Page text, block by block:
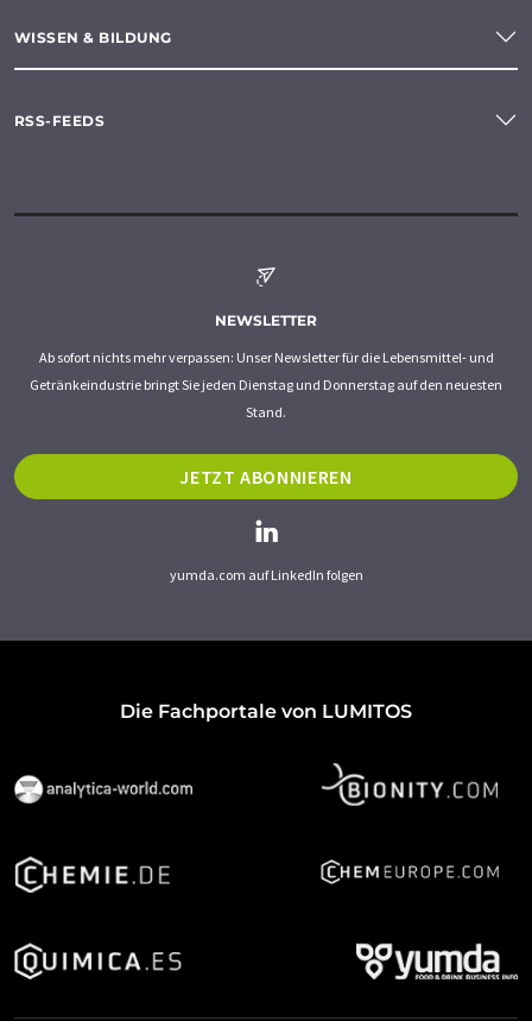
WISSEN & BILDUNG
RSS-FEEDS
NEWSLETTER
Ab sofort nichts mehr verpassen: Unser Newsletter für die Lebensmittel- und
Getränkeindustrie bringt Sie jeden Dienstag und Donnerstag auf den neuesten
Stand.
JETZT ABONNIEREN
yumda.com auf LinkedIn folgen
Die Fachportale von LUMITOS